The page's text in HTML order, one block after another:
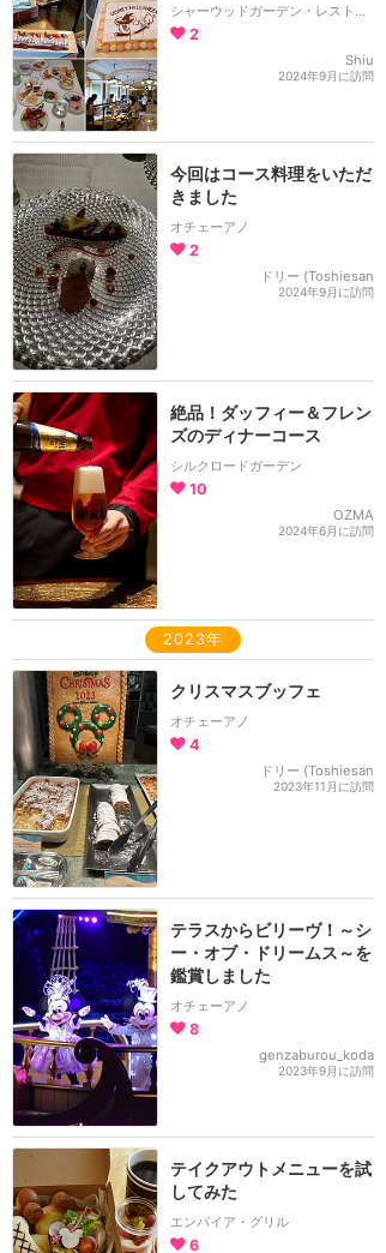
シャーウッドガーデン・レストラン
2
Shiu
2024年9月に訪問
今回はコース料理をいただ
きました
オチェーアノ
2
ドリー (Toshiesan
2024年9月に訪問
絶品！ダッフィー＆フレン
ズのディナーコース
シルクロードガーデン
10
OZMA
2024年6月に訪問
2023年
クリスマスブッフェ
オチェーアノ
4
ドリー (Toshiesan
2023年11月に訪問
テラスからビリーヴ！～シ
ー・オブ・ドリームス～を
鑑賞しました
オチェーアノ
8
genzaburou_koda
2023年9月に訪問
テイクアウトメニューを試
してみた
エンパイア・グリル
6